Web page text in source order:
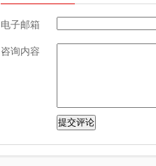
电子邮箱
咨询内容